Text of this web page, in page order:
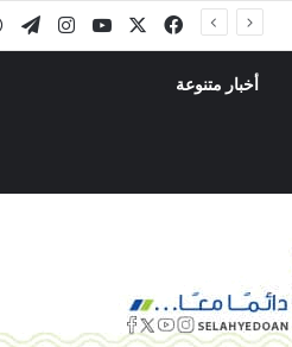
أخبار متنوعة